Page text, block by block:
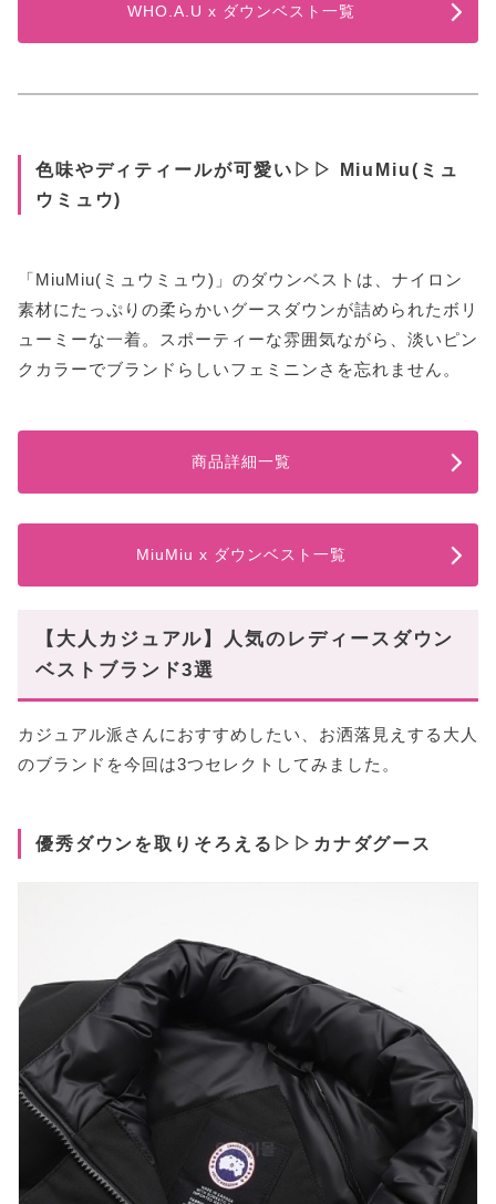
WHO.A.U x ダウンベスト一覧
色味やディティールが可愛い▷▷ MiuMiu(ミュ
ウミュウ)
「MiuMiu(ミュウミュウ)」のダウンベストは、ナイロン
素材にたっぷりの柔らかいグースダウンが詰められたボリ
ューミーな一着。スポーティーな雰囲気ながら、淡いピン
クカラーでブランドらしいフェミニンさを忘れません。
商品詳細一覧
MiuMiu x ダウンベスト一覧
【大人カジュアル】人気のレディースダウン
ベストブランド3選
カジュアル派さんにおすすめしたい、お洒落見えする大人
のブランドを今回は3つセレクトしてみました。
優秀ダウンを取りそろえる▷▷カナダグース